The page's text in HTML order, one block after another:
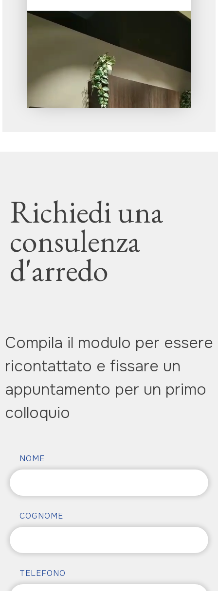
Richiedi una
consulenza
d'arredo
Compila il modulo per essere
ricontattato e fissare un
appuntamento per un primo
colloquio
NOME
COGNOME
TELEFONO